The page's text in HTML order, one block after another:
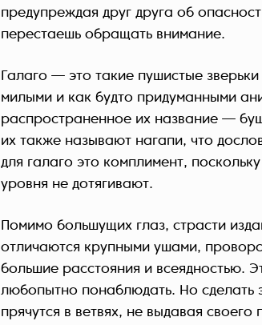
предупреждая друг друга об
перестаешь обращать внимание.
Галаго — это такие пушистые
милыми и как будто придуманными
распространенное их название —
их также называют нагапи, что
для галаго это комплимент,
уровня не дотягивают.
Помимо большущих глаз, страсти
отличаются крупными ушами,
большие расстояния и всеядностью.
любопытно понаблюдать. Но сделать
прячутся в ветвях, не выдавая